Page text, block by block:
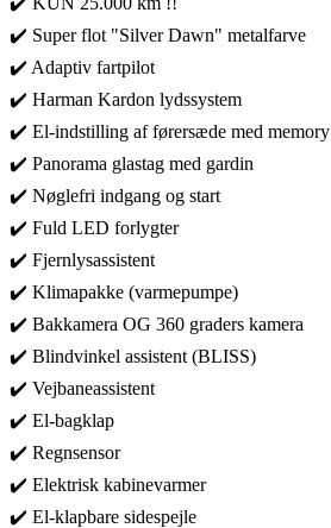
✔️ Super flot "Silver Dawn" metalfarve
✔️ Adaptiv fartpilot
✔️ Harman Kardon lydssystem
✔️ El-indstilling af førersæde med memory
✔️ Panorama glastag med gardin
✔️ Nøglefri indgang og start
✔️ Fuld LED forlygter
✔️ Fjernlysassistent
✔️ Klimapakke (varmepumpe)
✔️ Bakkamera OG 360 graders kamera
✔️ Blindvinkel assistent (BLISS)
✔️ Vejbaneassistent
✔️ El-bagklap
✔️ Regnsensor
✔️ Elektrisk kabinevarmer
✔️ El-klapbare sidespejle